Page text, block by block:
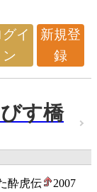
グイ
ン
新規登
録
す橋
酔虎伝
2007